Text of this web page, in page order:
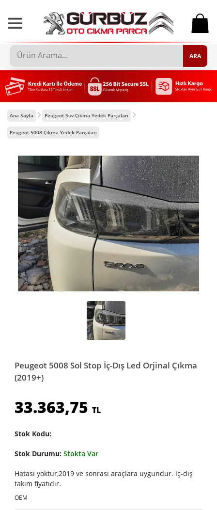
0
ARA
Ana Sayfa Peugeot Suv Çıkma Yedek Parçaları
Peugeot 5008 Çıkma Yedek Parçaları
Peugeot 5008 Sol Stop İç-Dış Led Orjinal Çıkma
(2019+)
33.363,75 TL
Stok Kodu:
Stok Durumu: Stokta Var
Hatası yoktur,2019 ve sonrası araçlara uygundur. iç-dış
takım fiyatıdır.
OEM